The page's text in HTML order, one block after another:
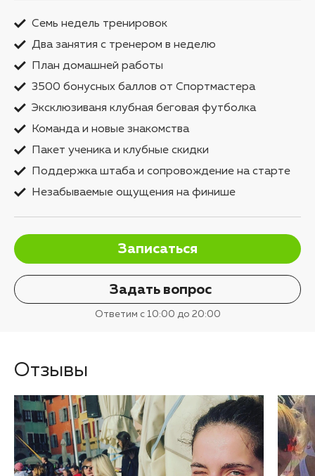
Семь недель тренировок
Два занятия с тренером в неделю
План домашней работы
3500 бонусных баллов от Спортмастера
Эксклюзиваня клубная беговая футболка
Команда и новые знакомства
Пакет ученика и клубные скидки
Поддержка штаба и сопровождение на старте
Незабываемые ощущения на финише
Записаться
Задать вопрос
Ответим с 10:00 до 20:00
Отзывы